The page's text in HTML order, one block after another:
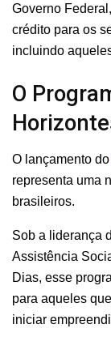
Governo
crédito para os
incluindo
O
O lançamento do
representa uma
brasileiros.
Sob a liderança
Assistência
Dias, esse
para aqueles
iniciar